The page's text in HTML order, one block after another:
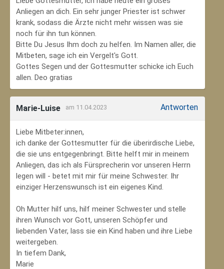
Anliegen an dich. Ein sehr junger Priester ist schwer
krank, sodass die Ärzte nicht mehr wissen was sie
noch für ihn tun können.
Bitte Du Jesus Ihm doch zu helfen. Im Namen aller, die
Mitbeten, sage ich ein Vergelt's Gott.
Gottes Segen und der Gottesmutter schicke ich Euch
allen. Deo gratias
Marie-Luise am 11.04.2023 Antworten
Liebe Mitbeter:innen,
ich danke der Gottesmutter für die überirdische Liebe,
die sie uns entgegenbringt. Bitte helft mir in meinem
Anliegen, das ich als Fürsprecherin vor unseren Herrn
legen will - betet mit mir für meine Schwester. Ihr
einziger Herzenswunsch ist ein eigenes Kind.
Oh Mutter hilf uns, hilf meiner Schwester und stelle
ihren Wunsch vor Gott, unseren Schöpfer und
liebenden Vater, lass sie ein Kind haben und ihre Liebe
weitergeben.
In tiefem Dank,
Marie